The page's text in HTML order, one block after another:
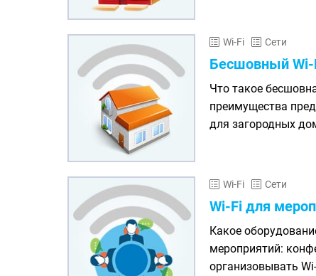
Wi-Fi Сети
Бесшовный Wi-
Что такое
преимущества
для загородных
Wi-Fi Сети
Wi-Fi для
Какое
мероприятий:
организовывать